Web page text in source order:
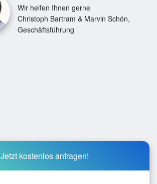
Wir helfen Ihnen gerne
Christoph Bartram & Marvin Schön,
Geschäftsführung
Jetzt kostenlos anfragen!